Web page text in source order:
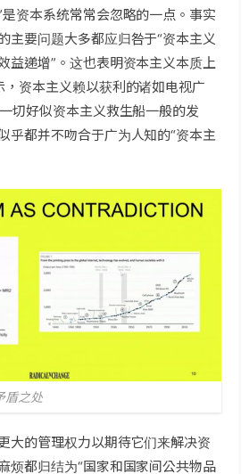
资本系统常常会忽略的一点。事实
主要问题大多都应归咎于“资本主义
益递增”。这也表明资本主义本质上
资本主义赖以获利的诸如电视广
切好似资本主义救生船一般的发
乎都并不吻合于广为人知的“资本主
盾之处
大的管理权力以期待它们来解决资
烦都归结为“国家和国家间公共物品